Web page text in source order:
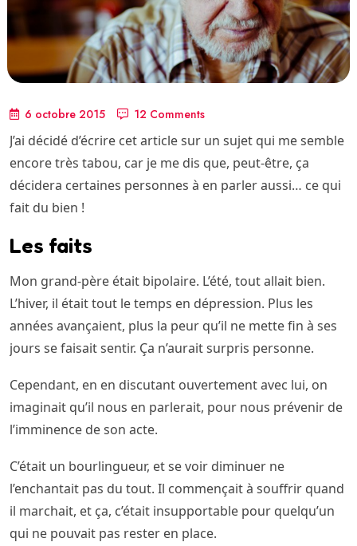
6 octobre 2015 12 Comments
J’ai décidé d’écrire cet article sur un sujet qui me semble
encore très tabou, car je me dis que, peut-être, ça
décidera certaines personnes à en parler aussi… ce qui
fait du bien !
Les faits
Mon grand-père était bipolaire. L’été, tout allait bien.
L’hiver, il était tout le temps en dépression. Plus les
années avançaient, plus la peur qu’il ne mette fin à ses
jours se faisait sentir. Ça n’aurait surpris personne.
Cependant, en en discutant ouvertement avec lui, on
imaginait qu’il nous en parlerait, pour nous prévenir de
l’imminence de son acte.
C’était un bourlingueur, et se voir diminuer ne
l’enchantait pas du tout. Il commençait à souffrir quand
il marchait, et ça, c’était insupportable pour quelqu’un
qui ne pouvait pas rester en place.